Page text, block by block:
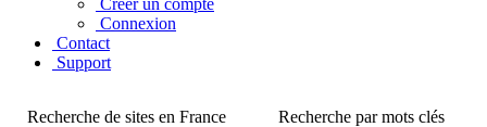
Créer un compte
Connexion
Contact
Support
Recherche de sites en France Recherche par mots clés